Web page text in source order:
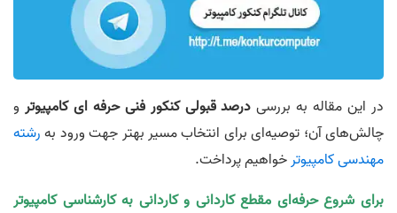
در این مقاله به بررسی درصد قبولی کنکور فنی حرفه ای کامپیوتر و
چالش‌های آن؛ توصیه‌ای برای انتخاب مسیر بهتر جهت ورود بهرشته
مهندسی کامپیوترخواهیم پرداخت.
برای شروع حرفه‌ای مقطع کاردانی و کاردانی به کارشناسی کامپیوتر